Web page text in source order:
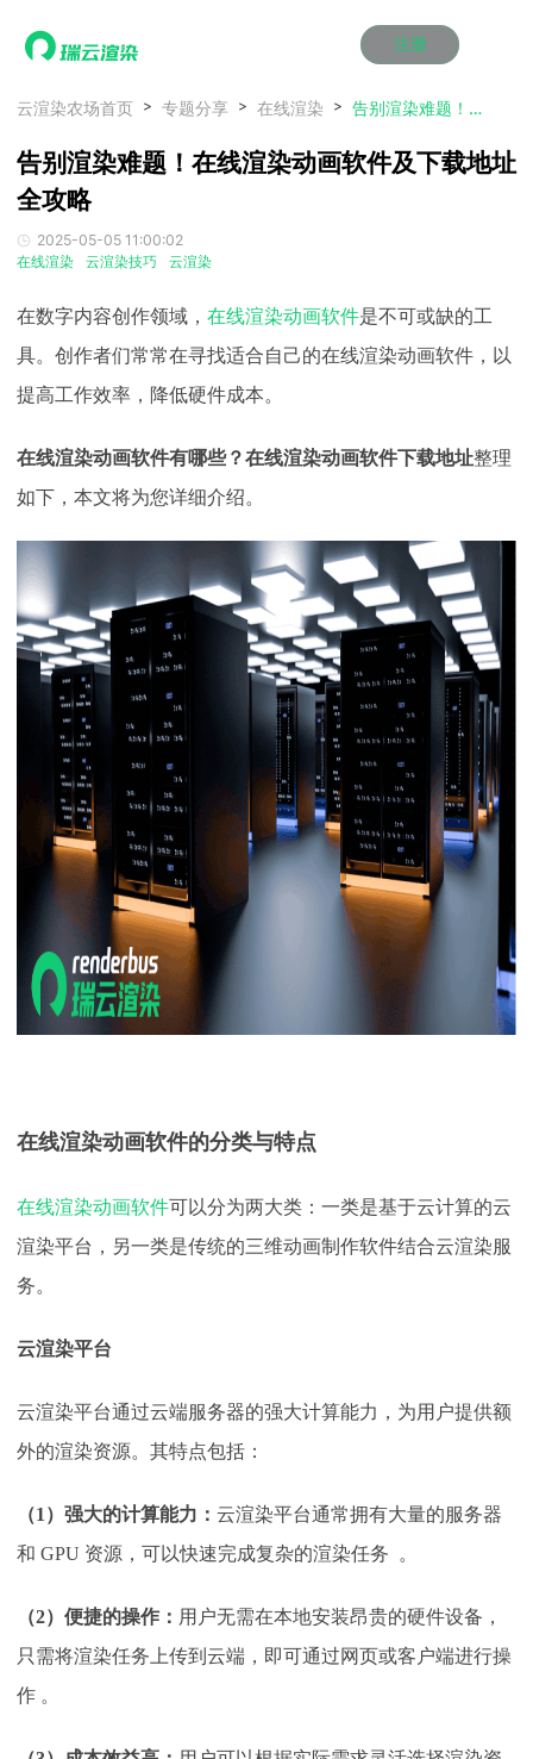
注册
首页
产品服务
云制作
云渲染管理系统
瑞兔百宝箱
AI视频插帧
云制作
云渲染管理系统
瑞兔百宝箱
AI视频插帧
云制作
云渲染管理系统
瑞兔百宝箱
AI视频插帧
云制作
云渲染管理系统
瑞兔百宝箱
AI视频插帧
云制作
云渲染管理系统
瑞兔百宝箱
AI视频插帧
云制作
云渲染管理系统
瑞兔百宝箱
AI视频插帧
Maya云渲染方案
3ds Max云渲染方案
Cinema 4D云渲染方案
Maya AI渲染方案
Maya云渲染方案
3ds Max云渲染方案
Cinema 4D云渲染方案
Maya AI渲染方案
Maya云渲染方案
3ds Max云渲染方案
Cinema 4D云渲染方案
Maya AI渲染方案
Maya云渲染方案
3ds Max云渲染方案
Cinema 4D云渲染方案
Maya AI渲染方案
Maya云渲染方案
3ds Max云渲染方案
Cinema 4D云渲染方案
Maya AI渲染方案
Maya云渲染方案
3ds Max云渲染方案
Cinema 4D云渲染方案
Maya AI渲染方案
动画价格
效果图价格
云制作价格
动画价格
效果图价格
云制作价格
动画价格
效果图价格
云制作价格
动画价格
效果图价格
云制作价格
动画价格
效果图价格
云制作价格
动画价格
效果图价格
云制作价格
资讯&赛事
新闻资讯
渲染百科
渲染大赛
泛CG交流会
新闻资讯
渲染百科
渲染大赛
泛CG交流会
新闻资讯
渲染百科
渲染大赛
泛CG交流会
新闻资讯
渲染百科
渲染大赛
泛CG交流会
新闻资讯
渲染百科
渲染大赛
泛CG交流会
新闻资讯
渲染百科
渲染大赛
泛CG交流会
特惠专区
关于我们
效果图客户端
效果图客户端
效果图客户端
效果图客户端
效果图客户端
效果图客户端
帮助/教程
登录
云渲染农场首页 专题分享 在线渲染 告别渲染难题！在线渲染动画软件及下载地址全攻略
告别渲染难题！在线渲染动画软件及下载地址
全攻略
2025-05-05 11:00:02
在线渲染
云渲染技巧 云渲染
在数字内容创作领域， 在线渲染动画软件是不可或缺的工
具。创作者们常常在寻找适合自己的在线渲染动画软件，以
提高工作效率，降低硬件成本。
在线渲染动画软件有哪些？在线渲染动画软件下载地址整理
如下，本文将为您详细介绍。
在线渲染动画软件的分类与特点
在线渲染动画软件可以分为两大类：一类是基于云计算的云
渲染平台，另一类是传统的三维动画制作软件结合云渲染服
务。
云渲染平台
云渲染平台通过云端服务器的强大计算能力，为用户提供额
外的渲染资源。其特点包括：
（1）强大的计算能力： 云渲染平台通常拥有大量的服务器
和 GPU 资源，可以快速完成复杂的渲染任务 。
（2）便捷的操作： 用户无需在本地安装昂贵的硬件设备，
只需将渲染任务上传到云端，即可通过网页或客户端进行操
作 。